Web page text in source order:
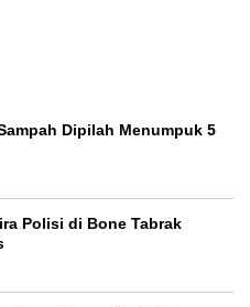
Dipilah Menumpuk 5
Polisi di Bone Tabrak